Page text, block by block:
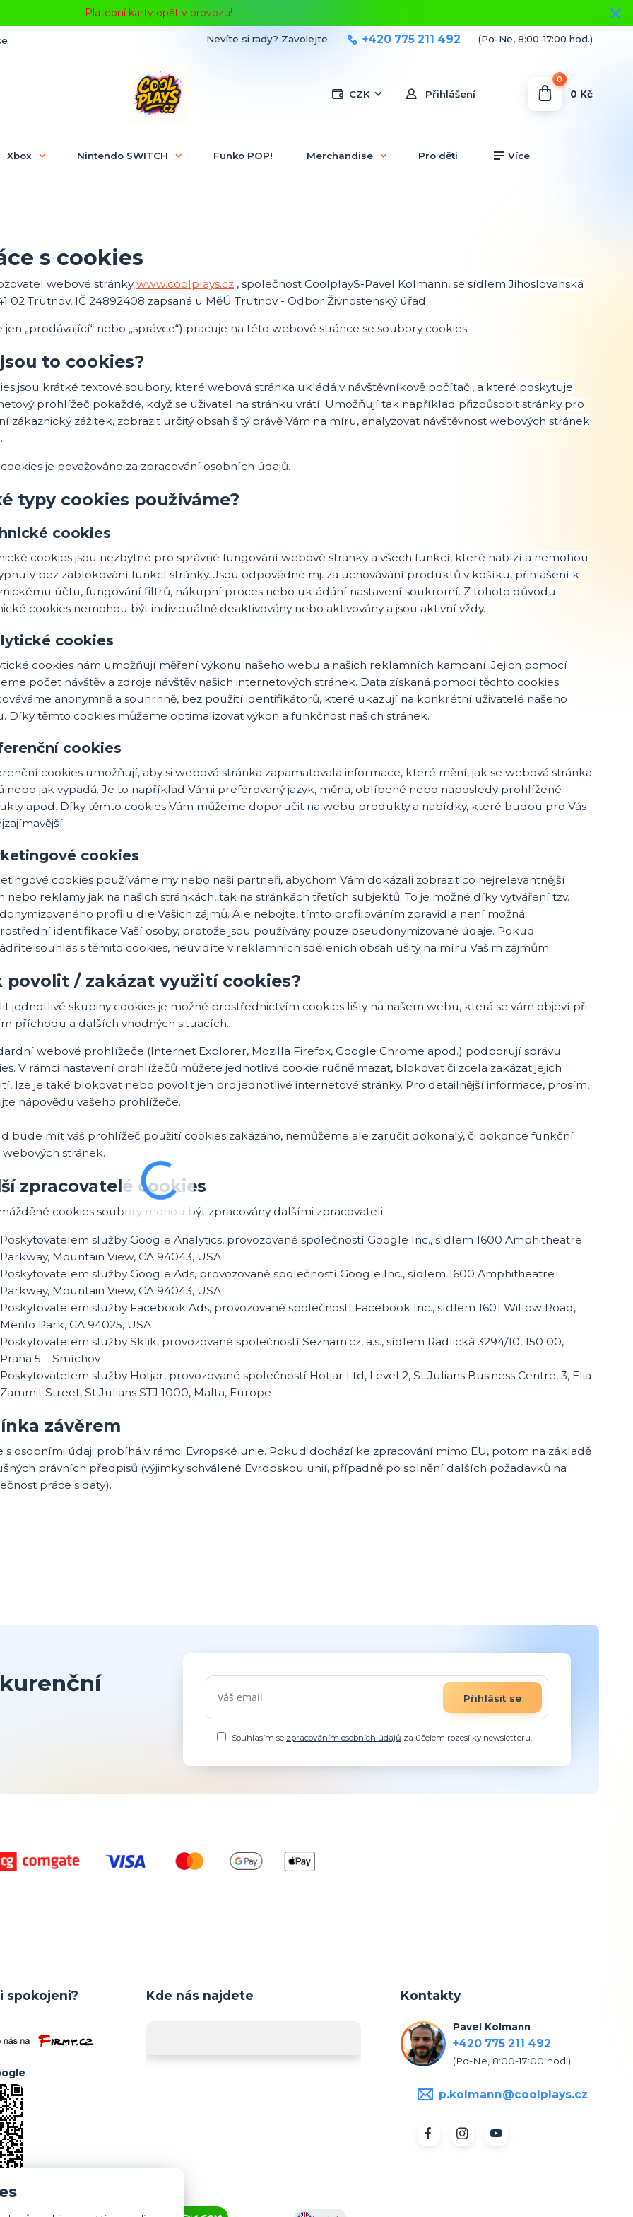
Platební karty opět v provozu!
CZK Přihlášení
Nevíte si rady? Zavolejte. +420 775 211 492 (Po-Ne, 8:00-17:00 hod.)
0
0 Kč
Xbox Nintendo SWITCH Funko POP! Merchandise Pro děti Více
s cookies
webové stránkywww.coolplays.cz , společnost CoolplayS-Pavel Kolmann, se sídlem Jihoslovanská
02 Trutnov, IČ 24892408 zapsaná u MěÚ Trutnov - Odbor Živnostenský úřad
jen „prodávající“ nebo „správce“) pracuje na této webové stránce se soubory cookies.
to cookies?
jsou krátké textové soubory, které webová stránka ukládá v návštěvníkově počítači, a které poskytuje
prohlížeč pokaždé, když se uživatel na stránku vrátí. Umožňují tak například přizpůsobit stránky pro
zákaznický zážitek, zobrazit určitý obsah šitý právě Vám na míru, analyzovat návštěvnost webových stránek
je považováno za zpracování osobních údajů.
typy cookies používáme?
cookies
cookies jsou nezbytné pro správné fungování webové stránky a všech funkcí, které nabízí a nemohou
bez zablokování funkcí stránky. Jsou odpovědné mj. za uchovávání produktů v košíku, přihlášení k
účtu, fungování filtrů, nákupní proces nebo ukládání nastavení soukromí. Z tohoto důvodu
cookies nemohou být individuálně deaktivovány nebo aktivovány a jsou aktivní vždy.
cookies
cookies nám umožňují měření výkonu našeho webu a našich reklamních kampaní. Jejich pomocí
počet návštěv a zdroje návštěv našich internetových stránek. Data získaná pomocí těchto cookies
anonymně a souhrnně, bez použití identifikátorů, které ukazují na konkrétní uživatelé našeho
Díky těmto cookies můžeme optimalizovat výkon a funkčnost našich stránek.
cookies
cookies umožňují, aby si webová stránka zapamatovala informace, které mění, jak se webová stránka
nebo jak vypadá. Je to například Vámi preferovaný jazyk, měna, oblíbené nebo naposledy prohlížené
apod. Díky těmto cookies Vám můžeme doporučit na webu produkty a nabídky, které budou pro Vás
cookies
cookies používáme my nebo naši partneři, abychom Vám dokázali zobrazit co nejrelevantnější
nebo reklamy jak na našich stránkách, tak na stránkách třetích subjektů. To je možné díky vytváření tzv.
profilu dle Vašich zájmů. Ale nebojte, tímto profilováním zpravidla není možná
identifikace Vaší osoby, protože jsou používány pouze pseudonymizované údaje. Pokud
souhlas s těmito cookies, neuvidíte v reklamních sděleních obsah ušitý na míru Vašim zájmům.
povolit / zakázat využití cookies?
jednotlivé skupiny cookies je možné prostřednictvím cookies lišty na našem webu, která se vám objeví při
příchodu a dalších vhodných situacích.
webové prohlížeče (Internet Explorer, Mozilla Firefox, Google Chrome apod.) podporují správu
V rámci nastavení prohlížečů můžete jednotlivé cookie ručně mazat, blokovat či zcela zakázat jejich
lze je také blokovat nebo povolit jen pro jednotlivé internetové stránky. Pro detailnější informace, prosím,
nápovědu vašeho prohlížeče.
bude mít váš prohlížeč použití cookies zakázáno, nemůžeme ale zaručit dokonalý, či dokonce funkční
stránek.
zpracovatelé cookies
cookies soubory mohou být zpracovány dalšími zpracovateli:
Poskytovatelem služby Google Analytics, provozované společností Google Inc., sídlem 1600 Amphitheatre
Parkway, Mountain View, CA 94043, USA
Poskytovatelem služby Google Ads, provozované společností Google Inc., sídlem 1600 Amphitheatre
Parkway, Mountain View, CA 94043, USA
Poskytovatelem služby Facebook Ads, provozované společností Facebook Inc., sídlem 1601 Willow Road,
Menlo Park, CA 94025, USA
Poskytovatelem služby Sklik, provozované společností Seznam.cz, a.s., sídlem Radlická 3294/10, 150 00,
Praha 5 – Smíchov
Poskytovatelem služby Hotjar, provozované společností Hotjar Ltd, Level 2, St Julians Business Centre, 3, Elia
Zammit Street, St Julians STJ 1000, Malta, Europe
závěrem
s osobními údaji probíhá v rámci Evropské unie. Pokud dochází ke zpracování mimo EU, potom na základě
právních předpisů (výjimky schválené Evropskou unií, případně po splnění dalších požadavků na
práce s daty).
Přihlásit se
Souhlasím se zpracováním osobních údajů za účelem rozesílky newsletteru.
spokojeni? Kde nás najdete Kontakty
Pavel Kolmann
+420 775 211 492
(Po-Ne, 8:00-17:00 hod.)
p.kolmann@coolplays.cz